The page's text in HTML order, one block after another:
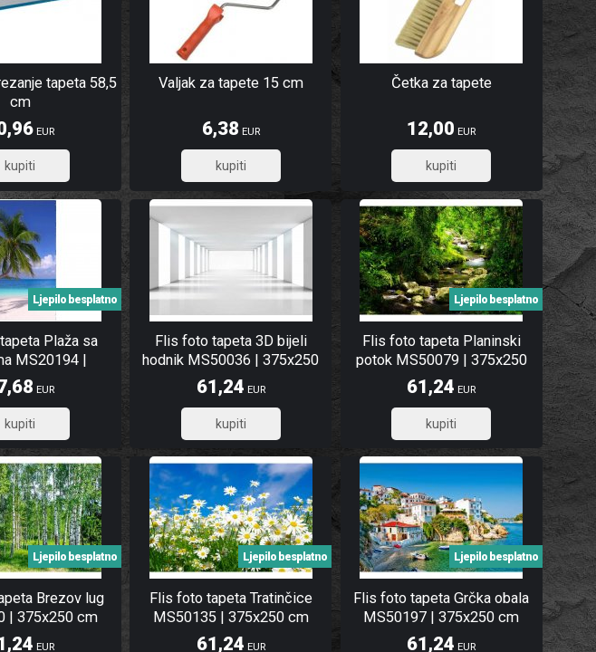
tapeta 58,5
cm
EUR
8,77
Valjak za tapete 15 cm
6,38 EUR
5,10
Četka za tapete
12,00 EUR
9,60
Plaža sa
MS20194 |
cm
Ljepilo besplatno
EUR
30,14
Flis foto tapeta 3D bijeli
hodnik MS50036 | 375x250
cm
61,24 EUR
48,99
Flis foto tapeta Planinski
potok MS50079 | 375x250
cm
Ljepilo besplatno
61,24 EUR
48,99
Brezov lug
| 375x250 cm
Ljepilo besplatno
EUR
Flis foto tapeta Tratinčice
MS50135 | 375x250 cm
Ljepilo besplatno
61,24 EUR
Flis foto tapeta Grčka obala
MS50197 | 375x250 cm
Ljepilo besplatno
61,24 EUR